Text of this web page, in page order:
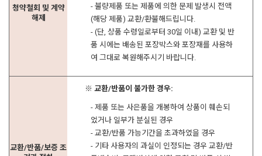
청약철회 및 계약
해제
- 불량제품 또는 제품에 의한 문제 발생시 전액
(해당 제품) 교환/환불해드립니다.
- (단, 상품 수령일로부터 30일 이내) 교환 및 반
품 시에는 배송된 포장박스와 포장재를 사용하
여 그대로 복원해주시기 바랍니다.
교환/반품/보증 조
※ 교환/반품이 불가한 경우:
- 제품 또는 사은품을 개봉하여 상품이 훼손되
었거나 일부가 분실된 경우
- 교환/반품 가능기간을 초과하였을 경우
- 기타 사용자의 과실이 인정되는 경우 교환/반